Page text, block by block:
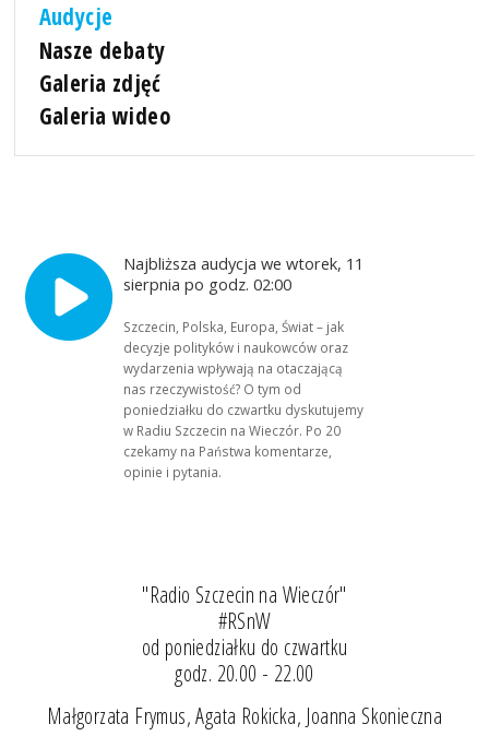
Audycje
Nasze debaty
Galeria zdjęć
Galeria wideo
Najbliższa audycja we wtorek, 11
sierpnia po godz. 02:00
Szczecin, Polska, Europa, Świat – jak
decyzje polityków i naukowców oraz
wydarzenia wpływają na otaczającą
nas rzeczywistość? O tym od
poniedziałku do czwartku dyskutujemy
w Radiu Szczecin na Wieczór. Po 20
czekamy na Państwa komentarze,
opinie i pytania.
"Radio Szczecin na Wieczór"
#RSnW
od poniedziałku do czwartku
godz. 20.00 - 22.00
Małgorzata Frymus, Agata Rokicka, Joanna Skonieczna